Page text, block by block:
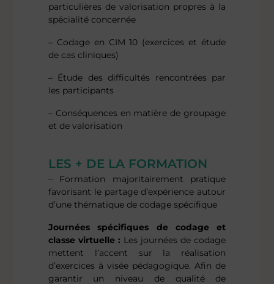
particulières de valorisation propres à la
spécialité concernée
– Codage en CIM 10 (exercices et étude
de cas cliniques)
– Étude des difficultés rencontrées par
les participants
– Conséquences en matière de groupage
et de valorisation
LES + DE LA FORMATION
– Formation majoritairement pratique
favorisant le partage d’expérience autour
d’une thématique de codage spécifique
Journées spécifiques de codage et
classe virtuelle : Les journées de codage
mettent l’accent sur la réalisation
d’exercices à visée pédagogique. Afin de
garantir un niveau de qualité de